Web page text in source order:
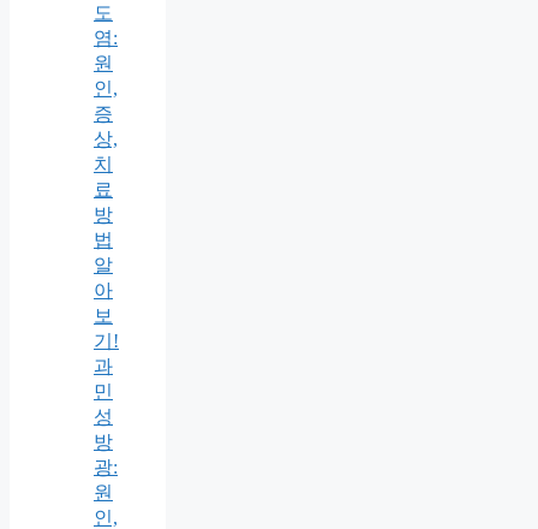
도
염:
원
인,
증
상,
치
료
방
법
알
아
보
기!
과
민
성
방
광:
원
인,